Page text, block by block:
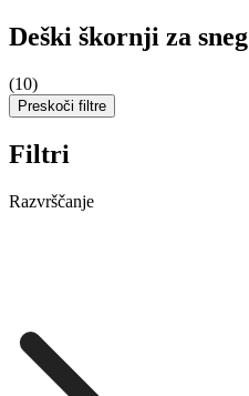
Deški škornji za sneg
(10)
Preskoči filtre
Filtri
Razvrščanje